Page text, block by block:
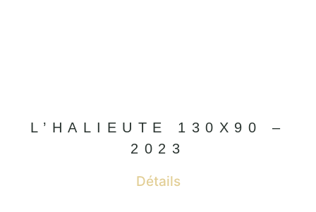
L’HALIEUTE 130X90 –
2023
Détails